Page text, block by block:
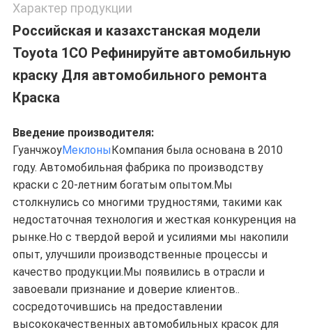
Характер продукции
Российская и казахстанская модели
Toyota 1CO Рефинируйте автомобильную
краску Для автомобильного ремонта
Краска
Введение производителя:
ГуанчжоуМеклоны Компания была основана в 2010
году. Автомобильная фабрика по производству
краски с 20-летним богатым опытом.Мы
столкнулись со многими трудностями, такими как
недостаточная технология и жесткая конкуренция на
рынке.Но с твердой верой и усилиями мы накопили
опыт, улучшили производственные процессы и
качество продукции.Мы появились в отрасли и
завоевали признание и доверие клиентов..
сосредоточившись на предоставлении
высококачественных автомобильных красок для